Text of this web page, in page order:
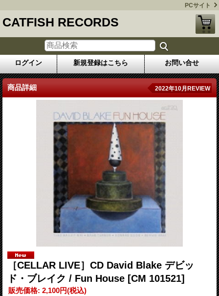
PCサイト
CATFISH RECORDS
ログイン 新規登録はこちら お問い合せ
商品詳細 2022年10月REVIEW
［CELLAR LIVE］CD David Blake デビッ
ド・ブレイク / Fun House [CM 101521]
販売価格: 2,100円(税込)